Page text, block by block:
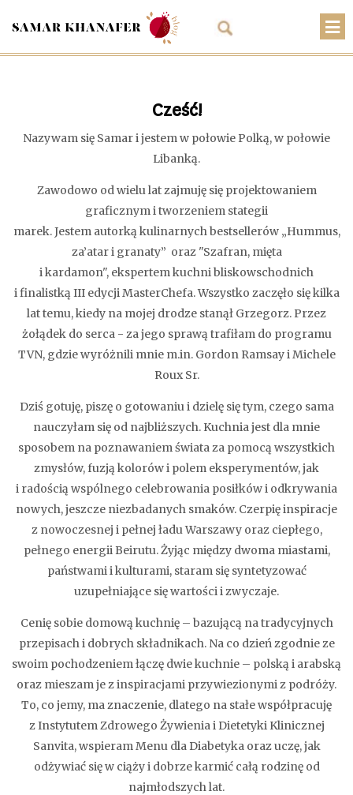
Przepisy
Artykuły
Warsztaty
Kontakt
Sklep
Koszyk
Cześć!
Nazywam się Samar i jestem w połowie Polką, w połowie
Libanką.
Zawodowo od wielu lat zajmuję się projektowaniem
graficznym i tworzeniem stategii
marek. Jestem autorką kulinarnych bestsellerów „Hummus,
za’atar i granaty” oraz "Szafran, mięta
i kardamon", ekspertem kuchni bliskowschodnich
i finalistką III edycji MasterChefa. Wszystko zaczęło się kilka
lat temu, kiedy na mojej drodze stanął Grzegorz. Przez
żołądek do serca - za jego sprawą trafiłam do programu
TVN, gdzie wyróżnili mnie m.in. Gordon Ramsay i Michele
Roux Sr.
Dziś gotuję, piszę o gotowaniu i dzielę się tym, czego sama
nauczyłam się od najbliższych. Kuchnia jest dla mnie
sposobem na poznawaniem świata za pomocą wszystkich
zmysłów, fuzją kolorów i polem eksperymentów, jak
i radością wspólnego celebrowania posiłków i odkrywania
nowych, jeszcze niezbadanych smaków. Czerpię inspiracje
z nowoczesnej i pełnej ładu Warszawy oraz ciepłego,
pełnego energii Beirutu. Żyjąc między dwoma miastami,
państwami i kulturami, staram się syntetyzować
uzupełniające się wartości i zwyczaje.
Cenię sobie domową kuchnię – bazującą na tradycyjnych
przepisach i dobrych składnikach. Na co dzień zgodnie ze
swoim pochodzeniem łączę dwie kuchnie – polską i arabską
oraz mieszam je z inspiracjami przywiezionymi z podróży.
To, co jemy, ma znaczenie, dlatego na stałe współpracuję
z Instytutem Zdrowego Żywienia i Dietetyki Klinicznej
Sanvita, wspieram Menu dla Diabetyka oraz uczę, jak
odżywiać się w ciąży i dobrze karmić całą rodzinę od
najmłodszych lat.